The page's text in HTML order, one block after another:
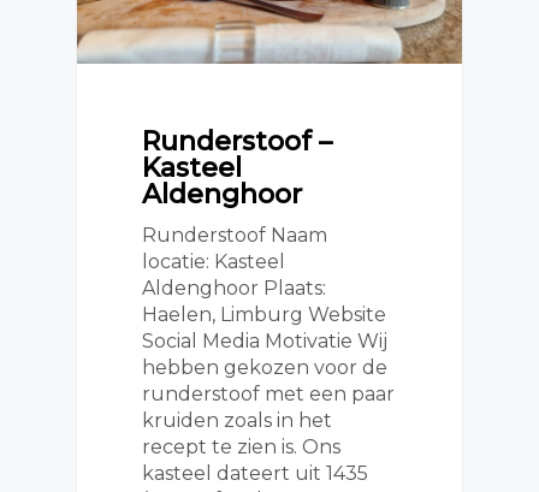
Runderstoof –
Kasteel
Aldenghoor
Runderstoof Naam
locatie: Kasteel
Aldenghoor Plaats:
Haelen, Limburg Website
Social Media Motivatie Wij
hebben gekozen voor de
runderstoof met een paar
kruiden zoals in het
recept te zien is. Ons
kasteel dateert uit 1435